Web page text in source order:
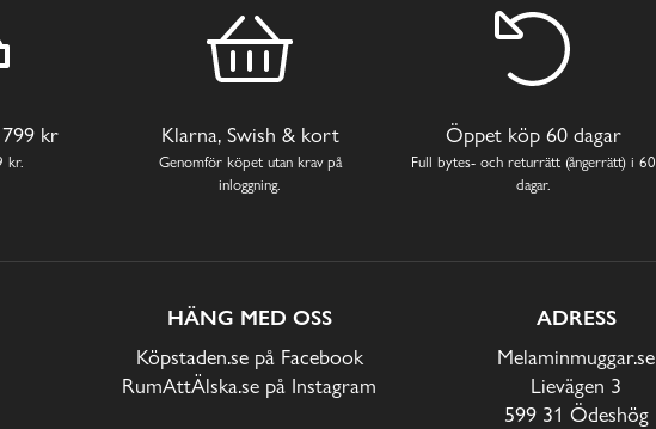
kr
kr.
Klarna, Swish & kort
Genomför köpet utan krav på
inloggning.
Öppet köp 60 dagar
Full bytes- och returrätt (ångerrätt) i 60
dagar.
HÄNG MED OSS
Köpstaden.se på Facebook
RumAttÄlska.se på Instagram
ADRESS
Melaminmuggar.se
Lievägen 3
599 31 Ödeshög